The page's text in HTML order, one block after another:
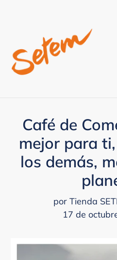
Café de
mejor para
los demás,
por Tienda
17 de